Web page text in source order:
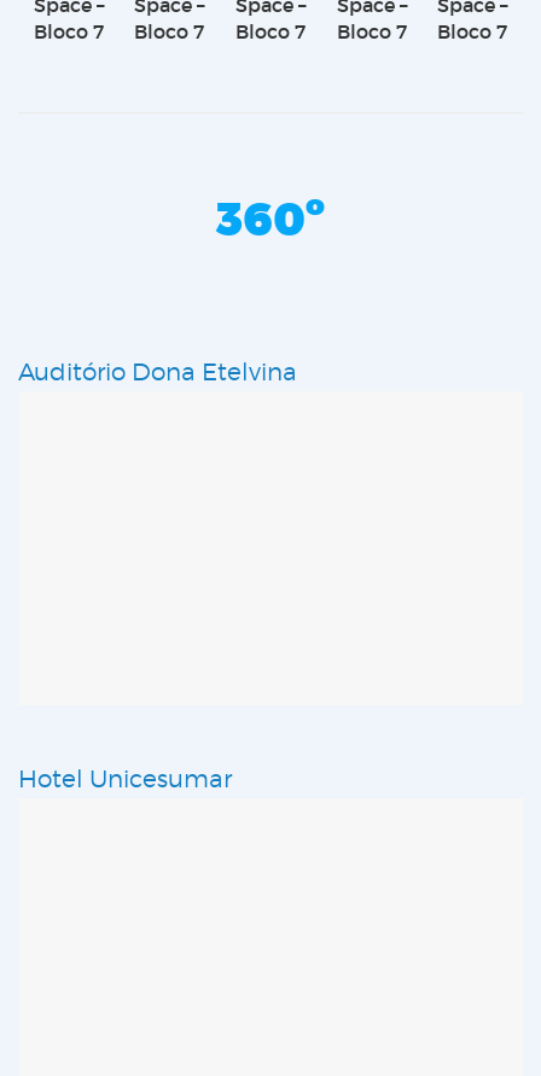
Space –
Bloco 7
Space –
Bloco 7
Space –
Bloco 7
Space –
Bloco 7
Space –
Bloco 7
360º
Auditório Dona Etelvina
Hotel Unicesumar